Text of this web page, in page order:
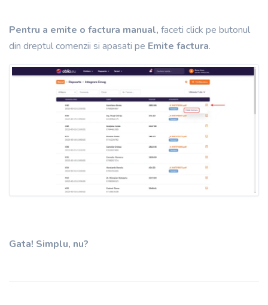
Pentru a emite o factura manual, faceti click pe butonul
din dreptul comenzii si apasati pe Emite factura.
Gata! Simplu, nu?